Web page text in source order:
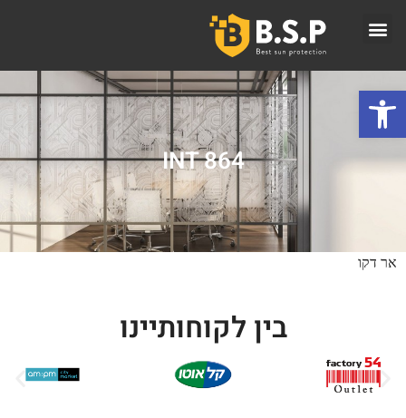
פתח סרגל נגישות
INT 864
אר דקו
בין לקוחותיינו